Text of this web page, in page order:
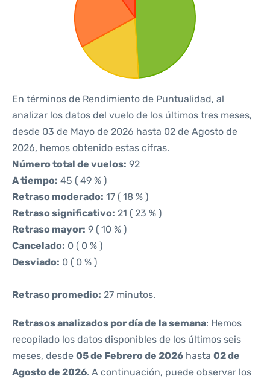
En términos de Rendimiento de Puntualidad, al
analizar los datos del vuelo de los últimos tres meses,
desde 03 de Mayo de 2026 hasta 02 de Agosto de
2026, hemos obtenido estas cifras.
Número total de vuelos: 92
A tiempo: 45 ( 49 % )
Retraso moderado: 17 ( 18 % )
Retraso significativo: 21 ( 23 % )
Retraso mayor: 9 ( 10 % )
Cancelado: 0 ( 0 % )
Desviado: 0 ( 0 % )
Retraso promedio: 27 minutos.
Retrasos analizados por día de la semana: Hemos
recopilado los datos disponibles de los últimos seis
meses, desde 05 de Febrero de 2026 hasta 02 de
Agosto de 2026. A continuación, puede observar los